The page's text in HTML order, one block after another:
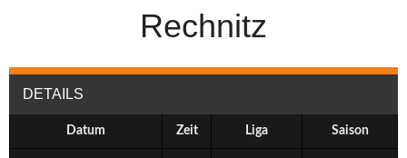
Rechnitz
DETAILS
Datum Zeit Liga Saison